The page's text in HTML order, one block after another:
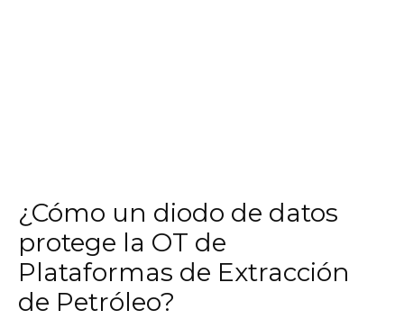
¿Cómo un diodo de datos
protege la OT de
Plataformas de Extracción
de Petróleo?